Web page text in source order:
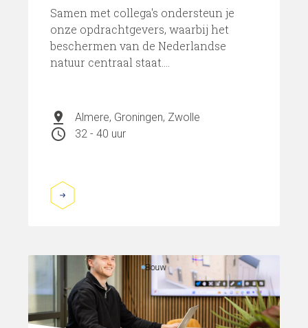
Samen met collega's ondersteun je
onze opdrachtgevers, waarbij het
beschermen van de Nederlandse
natuur centraal staat....
pin_drop Almere, Groningen, Zwolle
schedule 32 - 40 uur
Bouw